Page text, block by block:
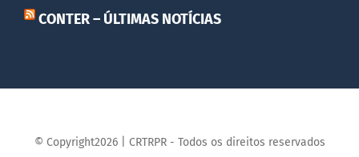
CONTER – ÚLTIMAS NOTÍCIAS
© Copyright2026 | CRTRPR - Todos os direitos reservados